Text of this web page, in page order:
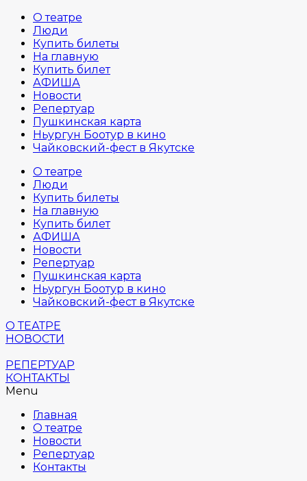
О театре
Люди
Купить билеты
На главную
Купить билет
АФИША
Новости
Репертуар
Пушкинская карта
Ньургун Боотур в кино
Чайковский-фест в Якутске
О театре
Люди
Купить билеты
На главную
Купить билет
АФИША
Новости
Репертуар
Пушкинская карта
Ньургун Боотур в кино
Чайковский-фест в Якутске
О ТЕАТРЕ
НОВОСТИ
РЕПЕРТУАР
КОНТАКТЫ
Menu
Главная
О театре
Новости
Репертуар
Контакты